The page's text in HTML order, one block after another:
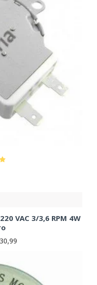
VAC 3/3,6 RPM 4W